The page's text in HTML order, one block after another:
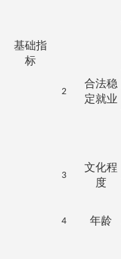
基础指
标
2
合法稳
定就业
3
文化程
度
4 年龄